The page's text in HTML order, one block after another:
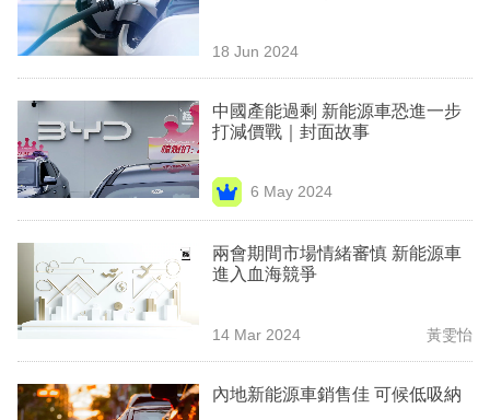
投
資
樓
市
理
業
科
技
職
18 Jun 2024
中國產能過剩 新能源車恐進一步
打減價戰｜封面故事
6 May 2024
兩會期間市場情緒審慎 新能源車
進入血海競爭
14 Mar 2024 黃雯怡
內地新能源車銷售佳 可候低吸納